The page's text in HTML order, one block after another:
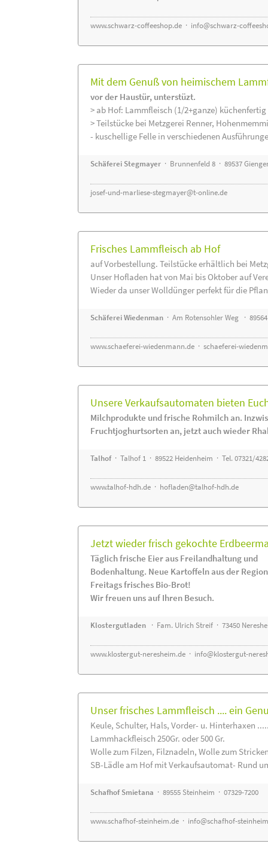
www.schwarz-coffeeshop.de · info@schwarz-
Mit dem Genuß von heimischem
vor der Haustür, unterstüzt.
> ab Hof: Lammfleisch (1/2+ganze)
> Teilstücke bei Metzgerei Renner,
- kuschellige Felle in verschiedenen
Schäferei Stegmayer · Brunnenfeld 8 · 89537
josef-und-marliese-stegmayer@t-online.de
Frisches Lammfleisch ab Hof
auf Vorbestellung. Teilstücke erhältlich bei
Unser Hofladen hat von Mai bis Oktober auf
Wieder da unser Wolldünger perfekt für die
Schäferei Wiedenman · Am Rotensohler Weg ·
www.schaeferei-wiedenmann.de · schaeferei-
Unsere Verkaufsautomaten bieten
Milchprodukte und frische Rohmilch an.
Fruchtjoghurtsorten an, jetzt auch wieder
Talhof· Talhof 1 · 89522 Heidenheim · Tel. 07321/
www.talhof-hdh.de · hofladen@talhof-hdh.de
Jetzt wieder frisch gekochte
Täglich frische Eier aus Freilandhaltung und
Bodenhaltung. Neue Kartoffeln aus der
Freitags frisches Bio-Brot!
Wir freuen uns auf Ihren Besuch.
Klostergutladen · Fam. Ulrich Streif · 73450
www.klostergut-neresheim.de · info@klostergut-
Unser frisches Lammfleisch .... ein
Keule, Schulter, Hals, Vorder- u. Hinterhaxen
Lammhackfleisch 250Gr. oder 500 Gr.
Wolle zum Filzen, Filznadeln, Wolle zum
SB-Lädle am Hof mit Verkaufsautomat- Rund
Schafhof Smietana · 89555 Steinheim · 07329-7200
www.schafhof-steinheim.de · info@schafhof-